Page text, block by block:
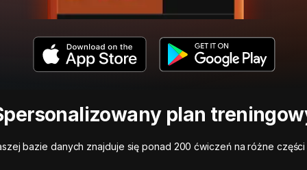
plan
bazie danych znajduje się ponad 200 ćwiczeń na różne części